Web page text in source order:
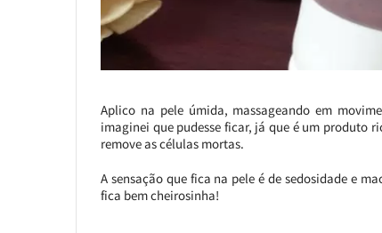
Aplico na pele úmida, massageando em
imaginei que pudesse ficar, já que é um produto
remove as células mortas.
A sensação que fica na pele é de sedosidade e
fica bem cheirosinha!